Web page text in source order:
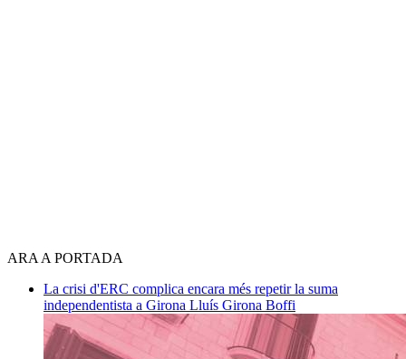
ARA A PORTADA
La crisi d'ERC complica encara més repetir la suma
independentista a Girona Lluís Girona Boffi